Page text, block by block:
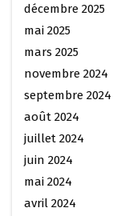
décembre 2025
mai 2025
mars 2025
novembre 2024
septembre 2024
août 2024
juillet 2024
juin 2024
mai 2024
avril 2024